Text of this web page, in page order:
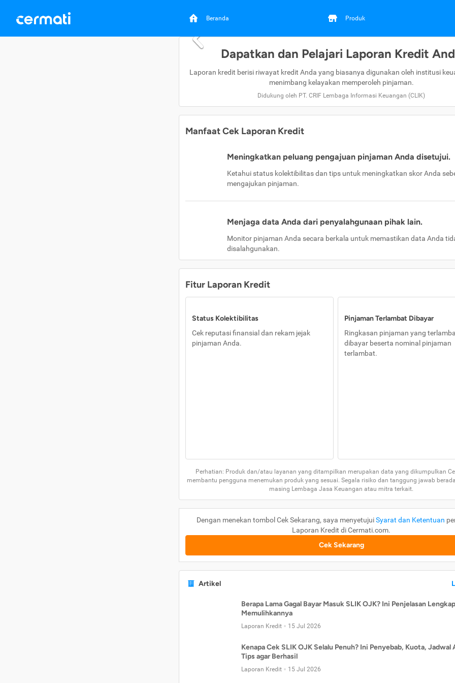
Beranda Produk
Dapatkan dan Pelajari Laporan Kredit
Laporan kredit berisi riwayat kredit Anda yang biasanya digunakan oleh institusi
menimbang kelayakan memperoleh pinjaman.
Didukung oleh PT. CRIF Lembaga Informasi Keuangan (CLIK)
Manfaat Cek Laporan Kredit
Meningkatkan peluang pengajuan pinjaman Anda disetujui.
Ketahui status kolektibilitas dan tips untuk meningkatkan skor Anda
mengajukan pinjaman.
Menjaga data Anda dari penyalahgunaan pihak lain.
Monitor pinjaman Anda secara berkala untuk memastikan data Anda
disalahgunakan.
Fitur Laporan Kredit
Status Kolektibilitas
Cek reputasi finansial dan rekam jejak
pinjaman Anda.
Pinjaman Terlambat Dibayar
Ringkasan pinjaman yang
dibayar beserta nominal pinjaman
terlambat.
Perhatian: Produk dan/atau layanan yang ditampilkan merupakan data yang dikumpulkan
membantu pengguna menemukan produk yang sesuai. Segala risiko dan tanggung jawab
masing Lembaga Jasa Keuangan atau mitra terkait.
Dengan menekan tombol Cek Sekarang, saya menyetujuiSyarat dan Ketentuan
Laporan Kredit di Cermati.com.
Cek Sekarang
Artikel
Berapa Lama Gagal Bayar Masuk SLIK OJK? Ini Penjelasan
Memulihkannya
Laporan Kredit 15 Jul 2026
Kenapa Cek SLIK OJK Selalu Penuh? Ini Penyebab, Kuota, Jadwal
Tips agar Berhasil
Laporan Kredit 15 Jul 2026